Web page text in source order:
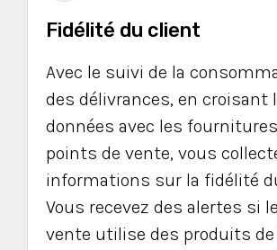
Fidélité du client
Avec le suivi de la
des délivrances, en croisant
données avec les
points de vente, vous
informations sur la fidélité
Vous recevez des alertes si
vente utilise des produits de